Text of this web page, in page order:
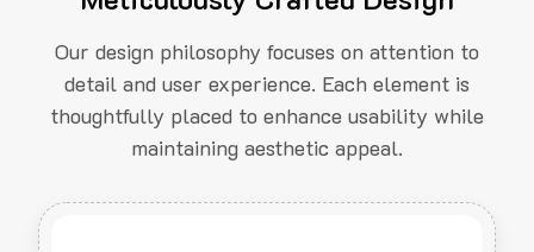
Our design philosophy focuses on attention to
detail and user experience. Each element is
thoughtfully placed to enhance usability while
maintaining aesthetic appeal.